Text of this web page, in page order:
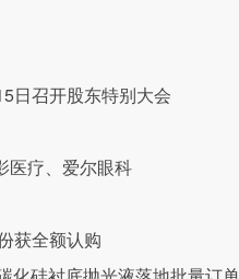
日召开股东特别大会
医疗、爱尔眼科
获全额认购